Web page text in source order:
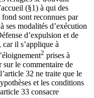
(§1) à qui des
sont reconnues par
ses modalités d’exécution
d’expulsion et de
il s’applique à
2 prises à
sur le commentaire de
32 ne traite que le
et les conditions
33 consacre